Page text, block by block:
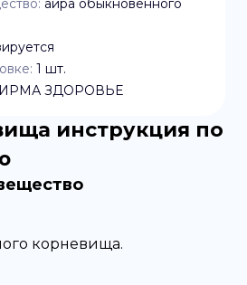
аира обыкновенного
1 шт.
ЗДОРОВЬЕ
инструкция по
корневища.